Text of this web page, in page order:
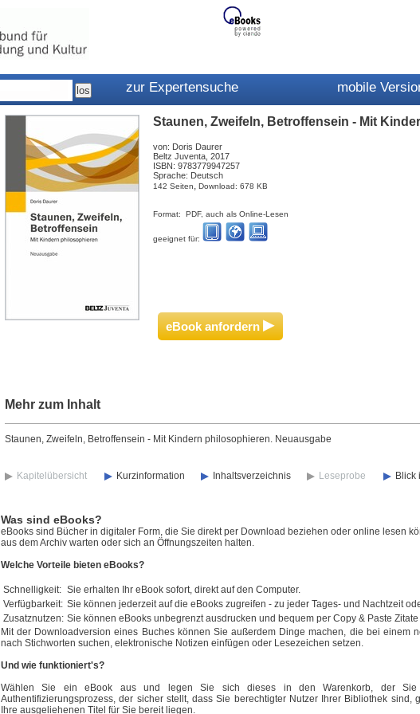
zur Expertensuche mobile
Staunen, Zweifeln, Betroffensein - Mit
von: Doris Daurer
Beltz Juventa, 2017
ISBN: 9783779947257
Sprache: Deutsch
142 Seiten, Download: 678 KB
Format: PDF, auch als Online-Lesen
geeignet für:
eBook anfordern ▸
Mehr zum Inhalt
Staunen, Zweifeln, Betroffensein - Mit Kindern philosophieren. Neuausgabe
Kapitelübersicht Kurzinformation Inhaltsverzeichnis Leseprobe Blick
Was sind eBooks?
eBooks sind Bücher in digitaler Form, die Sie direkt per Download beziehen oder online lesen
aus dem Archiv warten oder sich an Öffnungszeiten halten.
Welche Vorteile bieten eBooks?
Schnelligkeit: Sie erhalten Ihr eBook sofort, direkt auf den Computer.
Verfügbarkeit: Sie können jederzeit auf die eBooks zugreifen - zu jeder Tages- und Nachtzeit
Zusatznutzen: Sie können eBooks unbegrenzt ausdrucken und bequem per Copy & Paste
Mit der Downloadversion eines Buches können Sie außerdem Dinge machen, die bei einem
nach Stichworten suchen, elektronische Notizen einfügen oder Lesezeichen setzen.
Und wie funktioniert's?
Wählen Sie ein eBook aus und legen Sie sich dieses in den Warenkorb, der Sie
Authentifizierungsprozess, der sicher stellt, dass Sie berechtigter Nutzer Ihrer Bibliothek
Ihre ausgeliehenen Titel für Sie bereit liegen.